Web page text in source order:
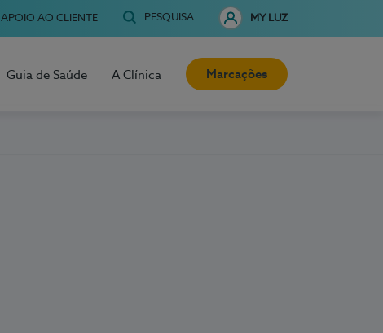
APOIO AO CLIENTE PESQUISA MY LUZ
Guia de Saúde A Clínica Marcações